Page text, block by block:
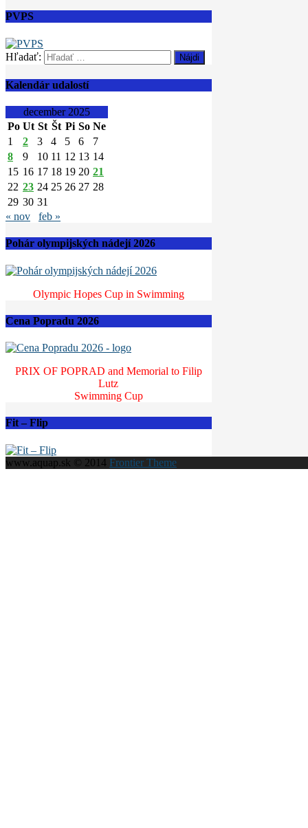
PVPS
Hľadať:
Kalendár udalostí
december 2025
Po Ut St Št Pi So Ne
1
2 3 4 5 6
7
8
9 10 11 12 13 14
15 16 17 18 19 20 21
22 23 24 25 26 27 28
29 30 31
« nov
feb »
Pohár olympijských nádejí 2026
Olympic Hopes Cup in Swimming
Cena Popradu 2026
PRIX OF POPRAD and Memorial to Filip
Lutz
Swimming Cup
Fit – Flip
www.aquap.sk © 2014 Frontier Theme